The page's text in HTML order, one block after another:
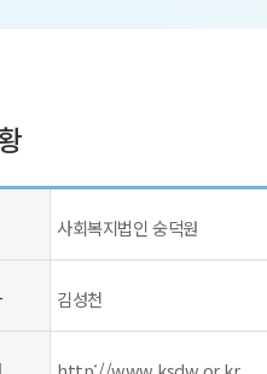
사회복지법인 숭덕원
김성천